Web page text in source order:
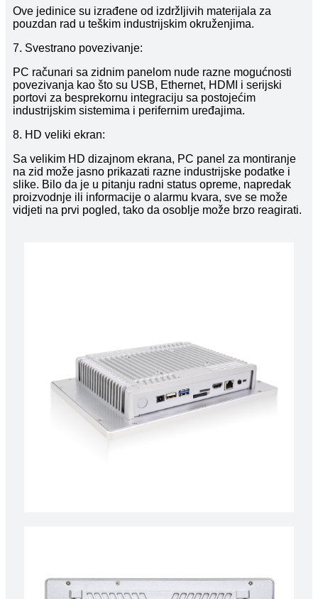
Ove jedinice su izrađene od izdržljivih materijala za
pouzdan rad u teškim industrijskim okruženjima.
7. Svestrano povezivanje:
PC računari sa zidnim panelom nude razne mogućnosti
povezivanja kao što su USB, Ethernet, HDMI i serijski
portovi za besprekornu integraciju sa postojećim
industrijskim sistemima i perifernim uređajima.
8. HD veliki ekran:
Sa velikim HD dizajnom ekrana, PC panel za montiranje
na zid može jasno prikazati razne industrijske podatke i
slike. Bilo da je u pitanju radni status opreme, napredak
proizvodnje ili informacije o alarmu kvara, sve se može
vidjeti na prvi pogled, tako da osoblje može brzo reagirati.